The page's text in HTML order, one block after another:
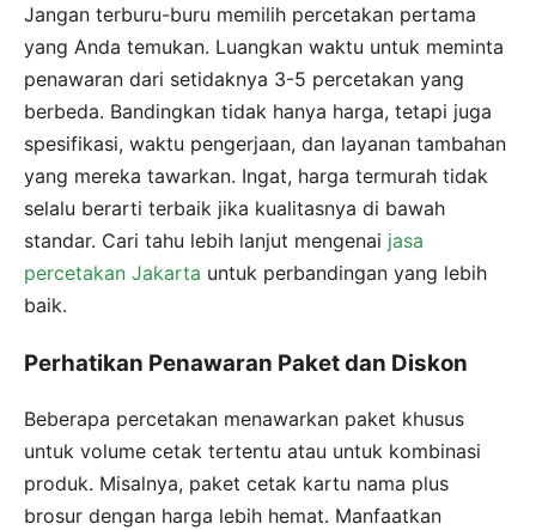
Jangan terburu-buru memilih percetakan pertama
yang Anda temukan. Luangkan waktu untuk meminta
penawaran dari setidaknya 3-5 percetakan yang
berbeda. Bandingkan tidak hanya harga, tetapi juga
spesifikasi, waktu pengerjaan, dan layanan tambahan
yang mereka tawarkan. Ingat, harga termurah tidak
selalu berarti terbaik jika kualitasnya di bawah
standar. Cari tahu lebih lanjut mengenai jasa
percetakan Jakarta untuk perbandingan yang lebih
baik.
Perhatikan Penawaran Paket dan Diskon
Beberapa percetakan menawarkan paket khusus
untuk volume cetak tertentu atau untuk kombinasi
produk. Misalnya, paket cetak kartu nama plus
brosur dengan harga lebih hemat. Manfaatkan